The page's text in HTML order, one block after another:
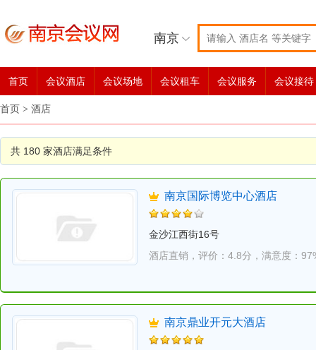
南京
首页 会议酒店 会议场地 会议租车 会议服务 会议接待
首页 > 酒店
共 180 家酒店满足条件
南京国际博览中心酒店
金沙江西街16号
酒店直销， 评价：4.8分， 满意度：
南京鼎业开元大酒店